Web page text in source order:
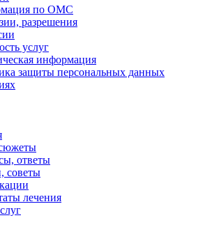
по ОМС
разрешения
услуг
информация
защиты персональных данных
ответы
советы
лечения